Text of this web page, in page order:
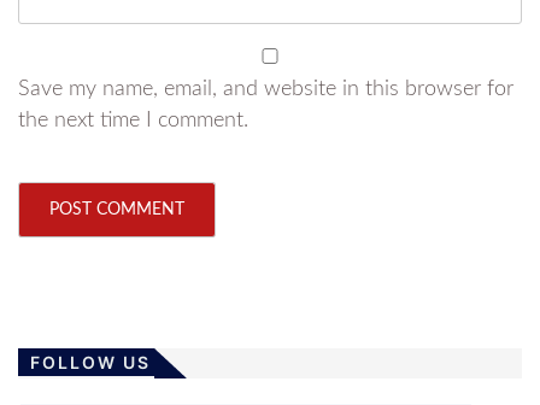
Save my name, email, and website in this browser for
the next time I comment.
FOLLOW US